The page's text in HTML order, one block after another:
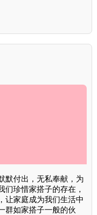
默付出，无私奉献，为
们珍惜家搭子的存在，
让家庭成为我们生活中
群如家搭子一般的伙